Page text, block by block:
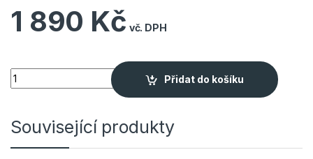
1 890 Kč
Quantity
Přidat do košíku
Související produkty